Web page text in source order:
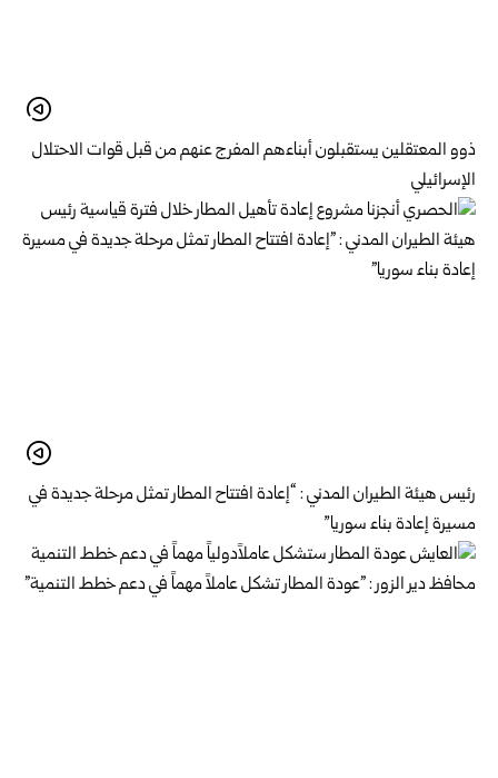
ذوو المعتقلين يستقبلون أبناءهم المفرج عنهم من قبل قوات الاحتلال
الإسرائيلي
رئيس هيئة الطيران المدني : “إعادة افتتاح المطار تمثل مرحلة جديدة في
مسيرة إعادة بناء سوريا”